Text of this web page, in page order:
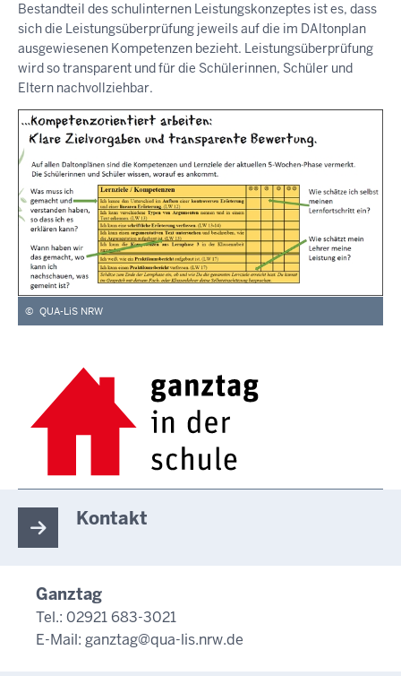
Bestandteil des schulinternen Leistungskonzeptes ist es, dass
sich die Leistungsüberprüfung jeweils auf die im DAltonplan
ausgewiesenen Kompetenzen bezieht. Leistungsüberprüfung
wird so transparent und für die Schülerinnen, Schüler und
Eltern nachvollziehbar.
© QUA-LiS NRW
Kontakt
Ganztag
Tel.: 02921 683-3021
E-Mail: ganztag@qua-lis.nrw.de